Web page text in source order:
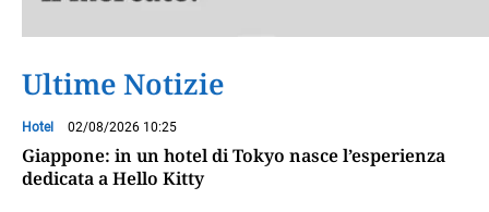
Ultime Notizie
Hotel 02/08/2026 10:25
Giappone: in un hotel di Tokyo nasce l’esperienza
dedicata a Hello Kitty